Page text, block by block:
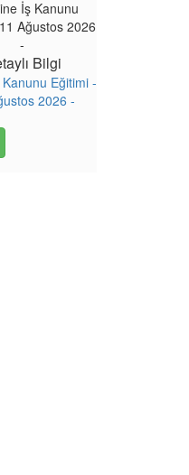
Bilgi
Eğitimi -
2026 -